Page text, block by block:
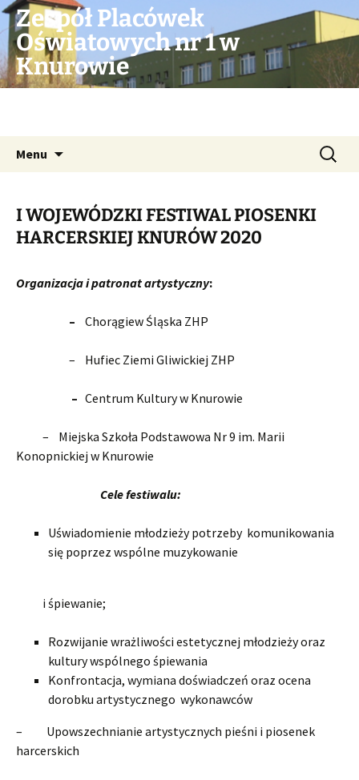
Przejdź
do
treści
Zespół Placówek
Oświatowych nr 1 w
Knurowie
Menu Szukaj:
I WOJEWÓDZKI FESTIWAL PIOSENKI
HARCERSKIEJ KNURÓW 2020
Organizacjai patronat artystyczny:
– Chorągiew Śląska ZHP
– Hufiec Ziemi Gliwickiej ZHP
– Centrum Kultury w Knurowie
– Miejska Szkoła Podstawowa Nr 9 im. Marii
Konopnickiej w Knurowie
Cele festiwalu:
Uświadomienie młodzieży potrzeby komunikowania
się poprzez wspólne muzykowanie
i śpiewanie;
Rozwijanie wrażliwości estetycznej młodzieży oraz
kultury wspólnego śpiewania
Konfrontacja, wymiana doświadczeń oraz ocena
dorobku artystycznego wykonawców
– Upowszechnianie artystycznych pieśni i piosenek
harcerskich